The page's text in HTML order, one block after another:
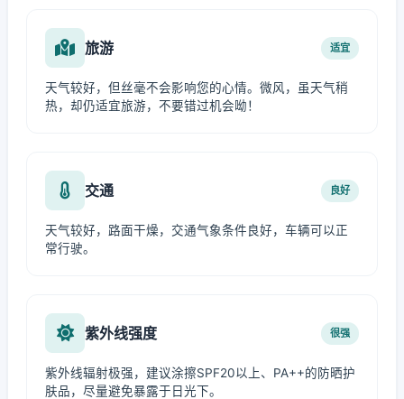
旅游 适宜
天气较好，但丝毫不会影响您的心情。微风，虽天气稍
热，却仍适宜旅游，不要错过机会呦！
交通 良好
天气较好，路面干燥，交通气象条件良好，车辆可以正
常行驶。
紫外线强度 很强
紫外线辐射极强，建议涂擦SPF20以上、PA++的防晒护
肤品，尽量避免暴露于日光下。